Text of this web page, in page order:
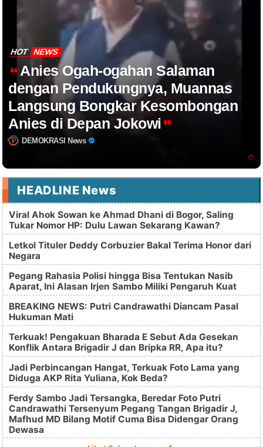
HOT NEWS
Anies Ogah-ogahan Salaman
dengan Pendukungnya, Muannas
Langsung Bongkar Kesombongan
Anies di Depan Jokowi
DEMOKRASI News
HEADLINE News
Viral Ahok Sowan ke Ahmad Dhani di Bogor, Saling
Tukar Nomor HP: Dulu Lawan Sekarang Kawan?
Letkol Tituler Deddy Corbuzier Bakal Terima Honor dari
Negara
Pegang Rahasia Polisi hingga Bisa Tentukan Nasib
Aparat, Ini Alasan Irjen Sambo Miliki Pengaruh Kuat
BREAKING NEWS: Putri Candrawathi Diancam Pasal
Hukuman Mati
Terkuak! Pengakuan Bharada E Sebut Ada Gesekan
Konflik Antara Brigadir J dan Bripka RR, Apa itu?
Jadi Perbincangan Hangat, Terkuak Foto Lama yang
Diduga AKP Rita Yuliana, Kok Beda?
Ferdy Sambo Jadi Tersangka, Beredar Foto Putri
Candrawathi Tersenyum Pegang Tangan Brigadir J,
Mafhud MD Bilang Motif Cuma Bisa Didengar Orang
Dewasa